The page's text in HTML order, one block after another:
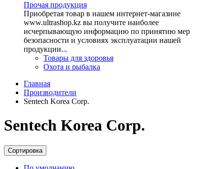
Прочая продукция
Приобретая товар в нашем интернет-магазине
www.ultrashop.kz вы получите наиболее
исчерпывающую информацию по принятию мер
безопасности и условиях эксплуатации нашей
продукции...
Товары для здоровья
Охота и рыбалка
Главная
Производители
Sentech Korea Corp.
Sentech Korea Corp.
Сортировка